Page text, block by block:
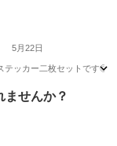
5月22日
ッカー二枚セットです◎
meiji
ませんか？